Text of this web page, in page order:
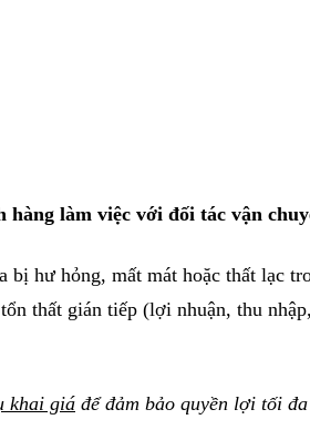
hàng làm việc với đối tác vận
hư hỏng, mất mát hoặc thất lạc
thất gián tiếp (lợi nhuận, thu
khai giá để đảm bảo quyền lợi tối